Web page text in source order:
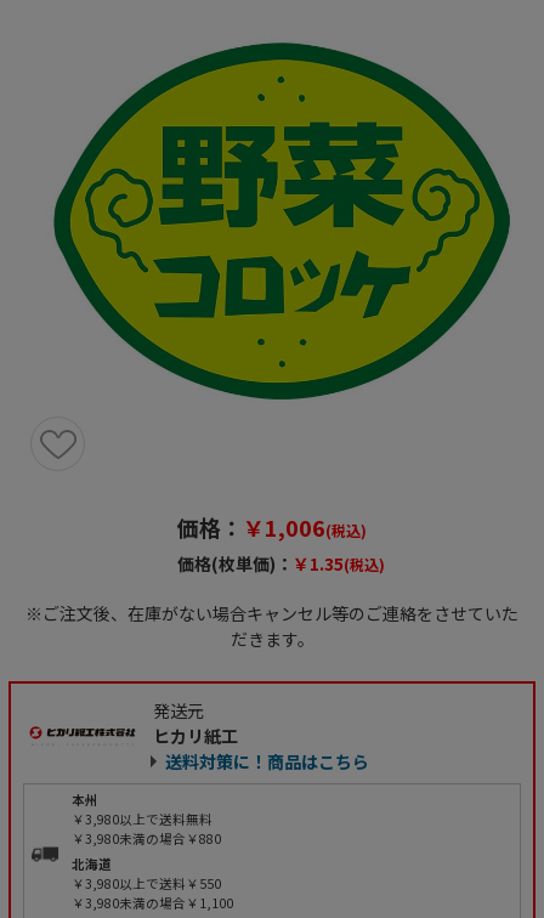
価格： ￥1,006(税込)
価格(枚単価)： ￥1.35(税込)
※ご注文後、在庫がない場合キャンセル等のご連絡をさせていた
だきます。
発送元
ヒカリ紙工
送料対策に！商品はこちら
本州
￥3,980以上で送料無料
￥3,980未満の場合￥880
北海道
￥3,980以上で送料￥550
￥3,980未満の場合￥1,100